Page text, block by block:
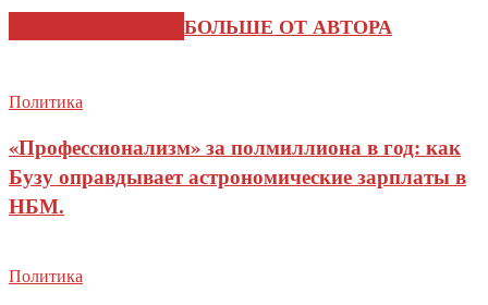
БОЛЬШЕ ОТ АВТОРА
Политика
«Профессионализм» за полмиллиона в год: как
Бузу оправдывает астрономические зарплаты в
НБМ.
Политика